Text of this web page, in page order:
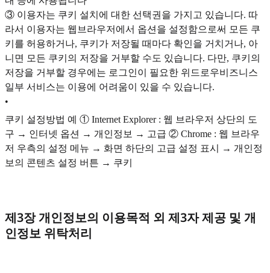
③ 이용자는 쿠키 설치에 대한 선택권을 가지고 있습니다. 따
라서 이용자는 웹브라우저에서 옵션을 설정함으로써 모든 쿠
키를 허용하거나, 쿠키가 저장될 때마다 확인을 거치거나, 아
니면 모든 쿠키의 저장을 거부할 수도 있습니다. 다만, 쿠키의
저장을 거부할 경우에는 로그인이 필요한 위드로우비즈니스
일부 서비스는 이용에 어려움이 있을 수 있습니다.
•
쿠키 설정방법 예 ① Internet Explorer : 웹 브라우저 상단의 도
구 → 인터넷 옵션 → 개인정보 → 고급 ② Chrome : 웹 브라우
저 우측의 설정 메뉴 → 화면 하단의 고급 설정 표시 → 개인정
보의 콘텐츠 설정 버튼 → 쿠키
제3장 개인정보의 이용목적 외 제3자 제공 및 개
인정보 위탁처리